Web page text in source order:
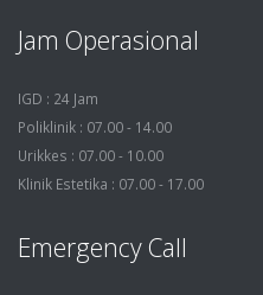
Jam Operasional
IGD : 24 Jam
Poliklinik : 07.00 - 14.00
Urikkes : 07.00 - 10.00
Klinik Estetika : 07.00 - 17.00
Emergency Call